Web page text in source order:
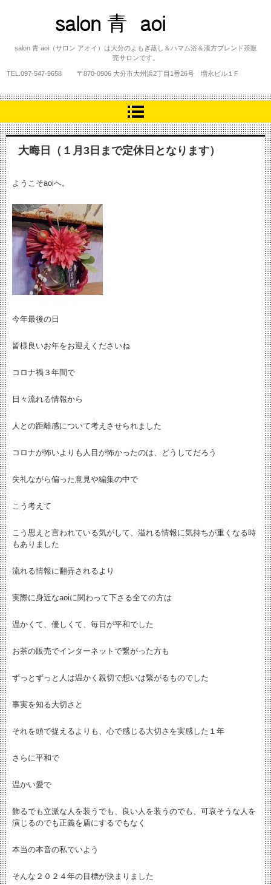
salon 青 aoi
salon 青 aoi（サロン アオイ）は大分のよもぎ蒸し＆ハマム浴＆漢方ブレンド茶販
売サロンです。
TEL. 097-547-9658 〒870-0906 大分市大州浜2丁目1番26号 増永ビル１F
大晦日（１月3日まで定休日となります）
ようこそaoiへ。
今年最後の日
皆様良いお年をお迎えくださいね
コロナ禍３年間で
日々流れる情報から
人との距離感について考えさせられました
コロナが怖いよりも人目が怖かったのは、どうしてだろう
失礼ながら偏った意見や編集の中で
こう考えて
こう思えと言われている気がして、溢れる情報に気持ちが重くなる時
もありました
流れる情報に翻弄されるより
実際に身近なaoiに関わって下さる全ての方は
温かくて、優しくて、毎日が平和でした
お茶の販売でインターネットで繋がった方も
ずっとずっと人は温かく親切で想いは繋がるものでした
事実を知る大切さと
それを頭で捉えるよりも、心で感じる大切さを実感した１年
さらに平和で
温かい愛で
飾るでも立派な人を装うでも、良い人を装うのでも、可哀そうな人を
演じるのでも正義を盾にするでもなく
本当の本音の私でいよう
そんな２０２４年の目標が決まりました